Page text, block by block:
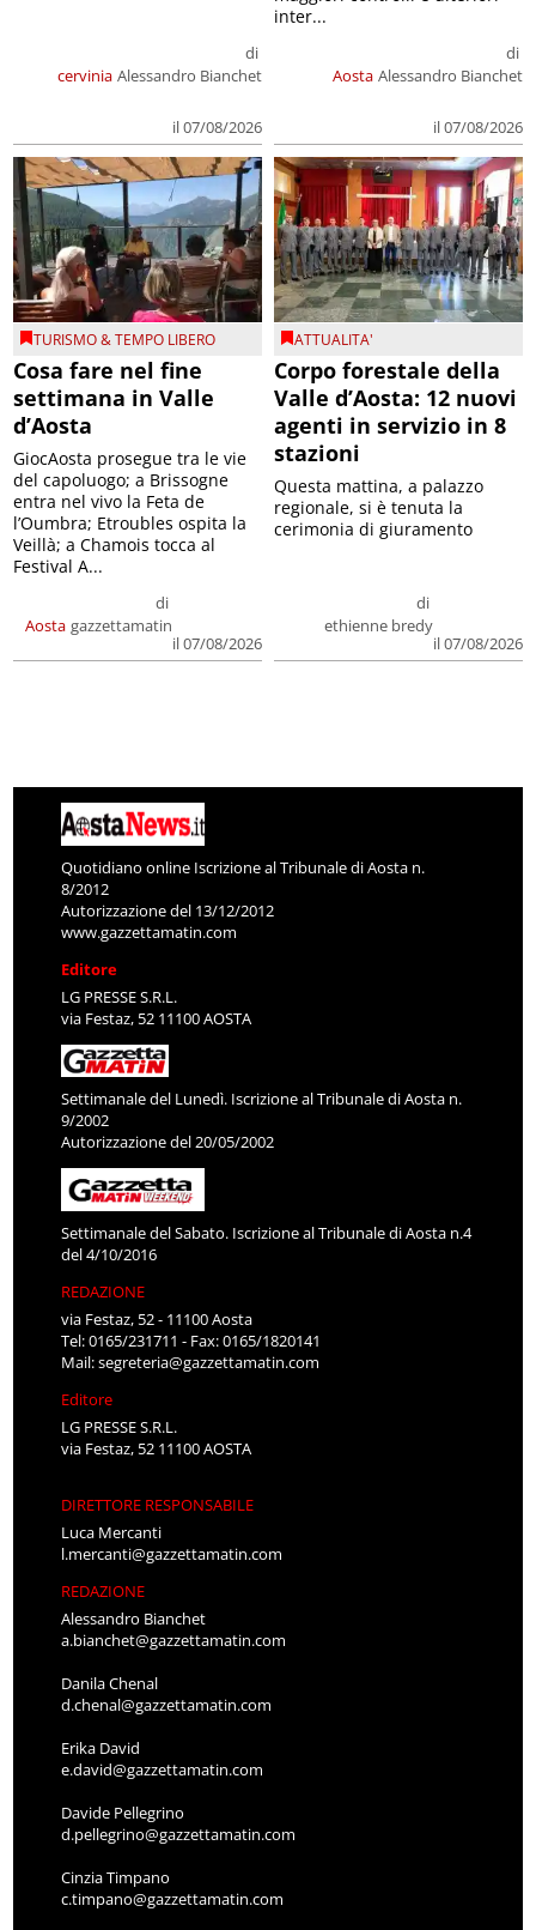
cervinia
di
Alessandro Bianchet
il 07/08/2026
Aosta
di
Alessandro Bianchet
il 07/08/2026
inter...
TURISMO & TEMPO LIBERO
Cosa fare nel fine
settimana in Valle
d’Aosta
Aosta
di
gazzettamatin
il 07/08/2026
GiocAosta prosegue tra le vie
del capoluogo; a Brissogne
entra nel vivo la Feta de
l’Oumbra; Etroubles ospita la
Veillà; a Chamois tocca al
Festival A...
ATTUALITA'
Corpo forestale della
Valle d’Aosta: 12 nuovi
agenti in servizio in 8
stazioni
di
ethienne bredy
il 07/08/2026
Questa mattina, a palazzo
regionale, si è tenuta la
cerimonia di giuramento
Quotidiano online Iscrizione al Tribunale di Aosta n.
8/2012
Autorizzazione del 13/12/2012
www.gazzettamatin.com
Editore
LG PRESSE S.R.L.
via Festaz, 52 11100 AOSTA
Settimanale del Lunedì. Iscrizione al Tribunale di Aosta n.
9/2002
Autorizzazione del 20/05/2002
Settimanale del Sabato. Iscrizione al Tribunale di Aosta n.4
del 4/10/2016
REDAZIONE
via Festaz, 52 - 11100 Aosta
Tel: 0165/231711 - Fax: 0165/1820141
Mail:segreteria@gazzettamatin.com
Editore
LG PRESSE S.R.L.
via Festaz, 52 11100 AOSTA
DIRETTORE RESPONSABILE
Luca Mercanti
l.mercanti@gazzettamatin.com
REDAZIONE
Alessandro Bianchet
a.bianchet@gazzettamatin.com
Danila Chenal
d.chenal@gazzettamatin.com
Erika David
e.david@gazzettamatin.com
Davide Pellegrino
d.pellegrino@gazzettamatin.com
Cinzia Timpano
c.timpano@gazzettamatin.com